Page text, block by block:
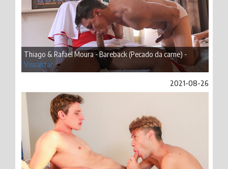
Thiago & Rafael Moura - Bareback (Pecado da carne) -
Visualizar
2021-08-26